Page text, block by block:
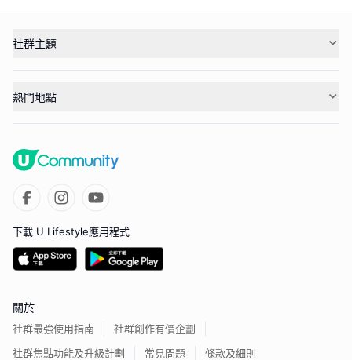
社群主題
熱門地點
下載 U Lifestyle應用程式
關於
社群最強使用指南
社群創作有價企劃
社群焦點功能及升級計劃
常見問題 條款及細則